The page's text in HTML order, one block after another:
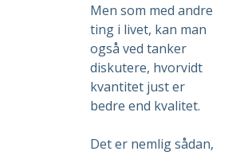
Men som med andre
ting i livet, kan man
også ved tanker
diskutere, hvorvidt
kvantitet just er
bedre end kvalitet.
Det er nemlig sådan,